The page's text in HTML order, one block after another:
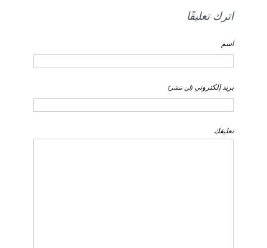
اترك تعليقًا
اسم
بريد إلكتروني (لن تنشر)
تعليقك